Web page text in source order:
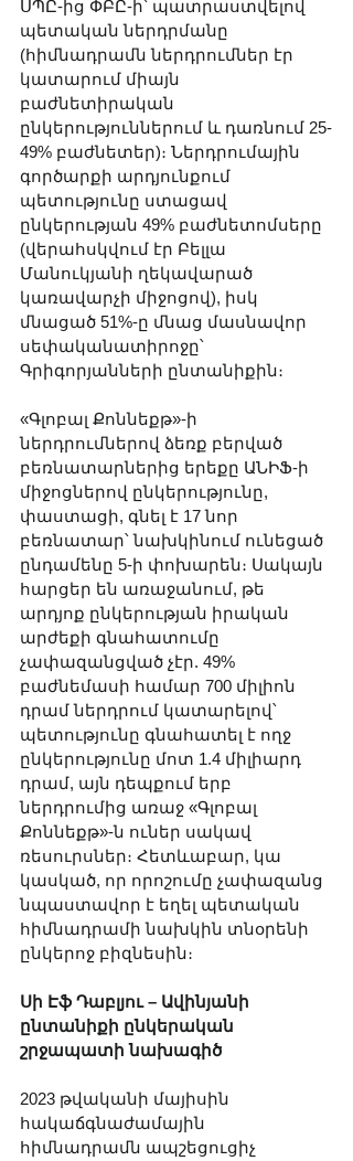
ՍՊԸ-ից ՓԲԸ-ի՝ պատրաստվելով
պետական ներդրմանը
(հիմնադրամն ներդրումներ էր
կատարում միայն
բաժնետիրական
ընկերություններում և դառնում 25-
49% բաժնետեր)։ Ներդրումային
գործարքի արդյունքում
պետությունը ստացավ
ընկերության 49% բաժնետոմսերը
(վերահսկվում էր Բելլա
Մանուկյանի ղեկավարած
կառավարչի միջոցով), իսկ
մնացած 51%-ը մնաց մասնավոր
սեփականատիրոջը՝
Գրիգորյանների ընտանիքին։
«Գլոբալ Քոննեքթ»-ի
ներդրումներով ձեռք բերված
բեռնատարներից երեքը ԱՆԻՖ-ի
միջոցներով ընկերությունը,
փաստացի, գնել է 17 նոր
բեռնատար՝ նախկինում ունեցած
ընդամենը 5-ի փոխարեն։ Սակայն
հարցեր են առաջանում, թե
արդյոք ընկերության իրական
արժեքի գնահատումը
չափազանցված չէր. 49%
բաժնեմասի համար 700 միլիոն
դրամ ներդրում կատարելով՝
պետությունը գնահատել է ողջ
ընկերությունը մոտ 1.4 միլիարդ
դրամ, այն դեպքում երբ
ներդրումից առաջ «Գլոբալ
Քոննեքթ»-ն ուներ սակավ
ռեսուրսներ։ Հետևաբար, կա
կասկած, որ որոշումը չափազանց
նպաստավոր է եղել պետական
հիմնադրամի նախկին տնօրենի
ընկերոջ բիզնեսին։
Սի Էֆ Դաբլյու – Ավինյանի
ընտանիքի ընկերական
շրջապատի նախագիծ
2023 թվականի մայիսին
հակաճգնաժամային
հիմնադրամն ապշեցուցիչ